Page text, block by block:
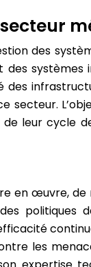
des
systèmes
secteur.
leur cycle
en œuvre,
politiques
les